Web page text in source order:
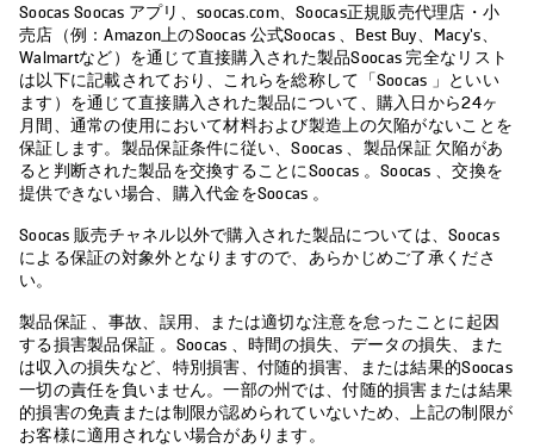
ブラシヘッド
アクセサリー
なぜSoocasのか
サポート
Soocas Soocas アプリ、soocas.com、Soocas正規販売代理店・小
売店（例：Amazon上のSoocas 公式Soocas 、Best Buy、Macy’s、
Walmartなど）を通じて直接購入された製品Soocas 完全なリスト
は以下に記載されており、これらを総称して「Soocas 」といい
ます）を通じて直接購入された製品について、購入日から24ヶ
月間、通常の使用において材料および製造上の欠陥がないことを
保証します。製品保証条件に従い、Soocas 、製品保証 欠陥があ
ると判断された製品を交換することにSoocas 。Soocas 、交換を
提供できない場合、購入代金をSoocas 。
Soocas 販売チャネル以外で購入された製品については、Soocas
による保証の対象外となりますので、あらかじめご了承くださ
い。
製品保証 、事故、誤用、または適切な注意を怠ったことに起因
する損害製品保証 。Soocas 、時間の損失、データの損失、また
は収入の損失など、特別損害、付随的損害、または結果的Soocas
一切の責任を負いません。一部の州では、付随的損害または結果
的損害の免責または制限が認められていないため、上記の制限が
お客様に適用されない場合があります。